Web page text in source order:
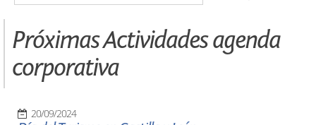
Próximas Actividades agenda
corporativa
20/09/2024